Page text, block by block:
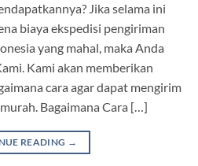
Jika selama ini
biaya ekspedisi pengiriman
yang mahal, maka Anda
Kami akan memberikan
cara agar dapat mengirim
Bagaimana Cara […]
READING →